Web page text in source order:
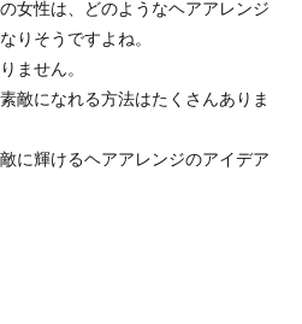
女性は、どのようなヘアアレンジ
りそうですよね。
ません。
敵になれる方法はたくさんありま
に輝けるヘアアレンジのアイデア